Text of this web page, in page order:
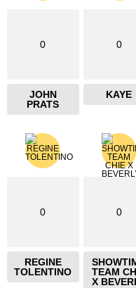
0
JOHN
PRATS
0
KAYE
0
REGINE
TOLENTINO
0
TEAM
X